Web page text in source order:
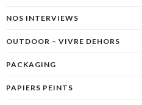
NOS INTERVIEWS
OUTDOOR – VIVRE DEHORS
PACKAGING
PAPIERS PEINTS